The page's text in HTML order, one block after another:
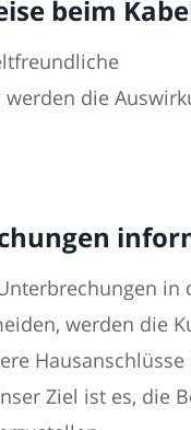
beim
die
in
werden die
Hausanschlüsse
Ziel ist es, die